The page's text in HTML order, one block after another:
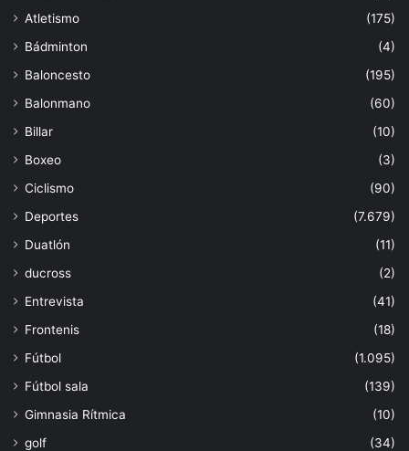
Atletismo
(175)
Bádminton
(4)
Baloncesto
(195)
Balonmano
(60)
Billar
(10)
Boxeo
(3)
Ciclismo
(90)
Deportes
(7.679)
Duatlón
(11)
ducross
(2)
Entrevista
(41)
Frontenis
(18)
Fútbol
(1.095)
Fútbol sala
(139)
Gimnasia Rítmica
(10)
golf
(34)